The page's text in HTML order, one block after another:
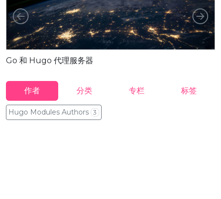
Go 和 Hugo 代理服务器
向左 向
作者 分类 专栏 标签
Hugo Modules Authors 3